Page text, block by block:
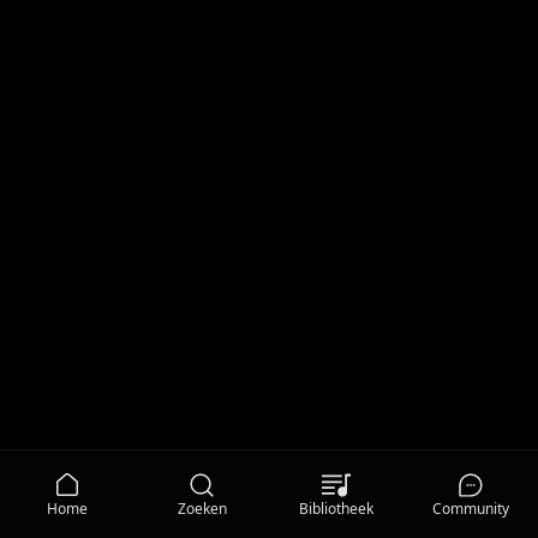
Home Zoeken Bibliotheek Community